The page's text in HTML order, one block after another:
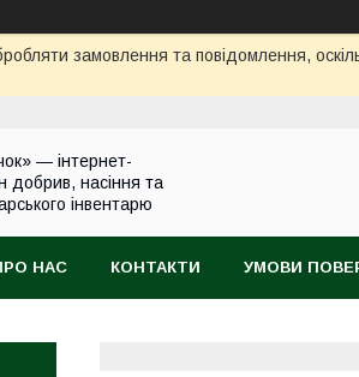
замовлення та повідомлення,
— інтернет-
добрив, насіння та
інвентарю
НАС КОНТАКТИ УМОВИ